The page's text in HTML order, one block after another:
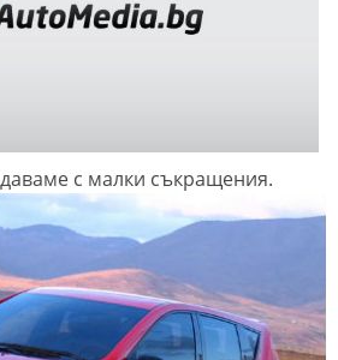
с малки съкращения.